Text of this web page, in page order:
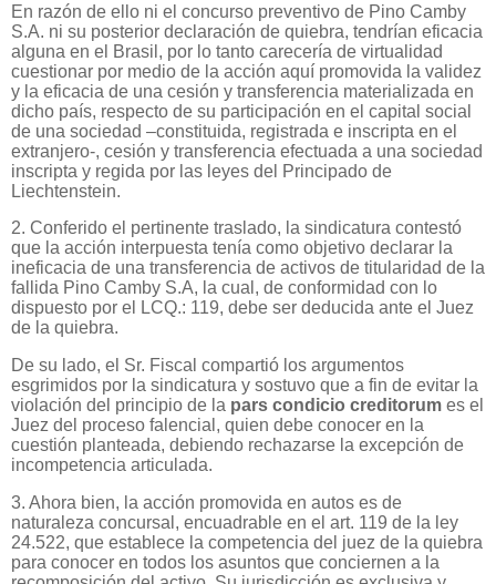
En razón de ello ni el concurso preventivo de Pino Camby
S.A. ni su posterior declaración de quiebra, tendrían eficacia
alguna en el Brasil, por lo tanto carecería de virtualidad
cuestionar por medio de la acción aquí promovida la validez
y la eficacia de una cesión y transferencia materializada en
dicho país, respecto de su participación en el capital social
de una sociedad –constituida, registrada e inscripta en el
extranjero-, cesión y transferencia efectuada a una sociedad
inscripta y regida por las leyes del Principado de
Liechtenstein.
2. Conferido el pertinente traslado, la sindicatura contestó
que la acción interpuesta tenía como objetivo declarar la
ineficacia de una transferencia de activos de titularidad de la
fallida Pino Camby S.A, la cual, de conformidad con lo
dispuesto por el LCQ.: 119, debe ser deducida ante el Juez
de la quiebra.
De su lado, el Sr. Fiscal compartió los argumentos
esgrimidos por la sindicatura y sostuvo que a fin de evitar la
violación del principio de la pars condicio creditorum es el
Juez del proceso falencial, quien debe conocer en la
cuestión planteada, debiendo rechazarse la excepción de
incompetencia articulada.
3. Ahora bien, la acción promovida en autos es de
naturaleza concursal, encuadrable en el art. 119 de la ley
24.522, que establece la competencia del juez de la quiebra
para conocer en todos los asuntos que conciernen a la